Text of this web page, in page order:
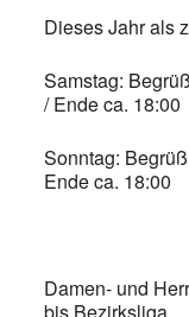
Dieses Jahr als
Samstag:
/ Ende ca. 18:00
Sonntag:
Ende ca. 18:00
Damen- und